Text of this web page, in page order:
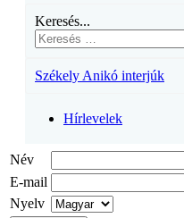
Keresés...
Székely Anikó interjúk
Hírlevelek
Név
E-mail
Nyelv